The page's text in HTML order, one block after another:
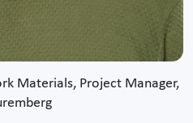
Materials, Project Manager,